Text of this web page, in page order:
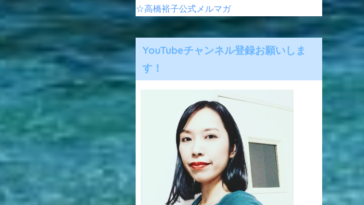
☆高橋裕子公式メルマガ
YouTubeチャンネル登録お願いしま
す！